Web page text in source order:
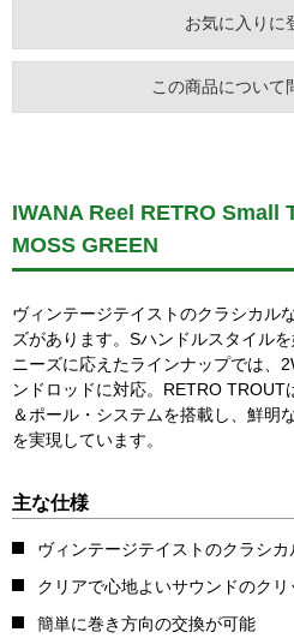
お気に入りに
この商品について
IWANA Reel RETRO Small
MOSS GREEN
ヴィンテージテイストのクラシカル
ズがあります。Sハンドルスタイル
ニーズに応えたラインナップでは、
ンドロッドに対応。RETRO TROUT
＆ポール・システムを搭載し、鮮明
を実現しています。
主な仕様
ヴィンテージテイストのクラシカ
クリアで心地よいサウンドのク
簡単に巻き方向の交換が可能